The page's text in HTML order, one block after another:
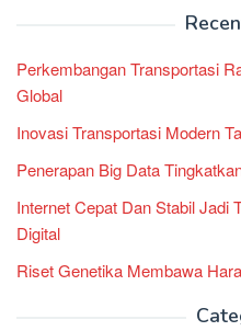
Perkembangan Transportasi
Global
Inovasi Transportasi Modern
Penerapan Big Data
Internet Cepat Dan Stabil Jadi
Digital
Riset Genetika Membawa